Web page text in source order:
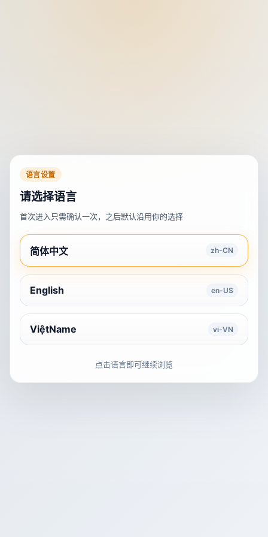
语言设置
请选择语言
首次进入只需确认一次，之后默认沿用你的选择
简体中文 zh-CN
English en-US
ViệtName vi-VN
点击语言即可继续浏览